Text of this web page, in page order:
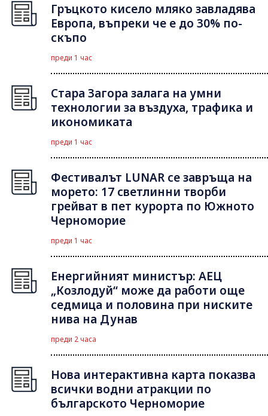
Гръцкото кисело мляко завладява
Европа, въпреки че е до 30% по-
скъпо
преди 1 час
Стара Загора залага на умни
технологии за въздуха, трафика и
икономиката
преди 1 час
Фестивалът LUNAR се завръща на
морето: 17 светлинни творби
грейват в пет курорта по Южното
Черноморие
преди 1 час
Енергийният министър: АЕЦ
„Козлодуй“ може да работи още
седмица и половина при ниските
нива на Дунав
преди 2 часа
Нова интерактивна карта показва
всички водни атракции по
българското Черноморие